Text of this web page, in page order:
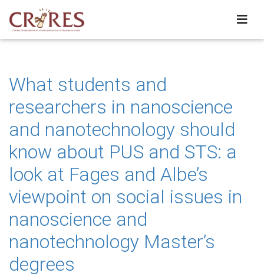
What students and
researchers in nanoscience
and nanotechnology should
know about PUS and STS: a
look at Fages and Albe’s
viewpoint on social issues in
nanoscience and
nanotechnology Master’s
degrees